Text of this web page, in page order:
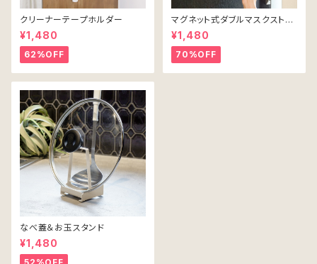
クリーナーテープホルダー
¥1,480
62%OFF
マグネット式ダブルマスクストッ
カー（ホワイト）
¥1,480
70%OFF
なべ蓋＆お玉スタンド
¥1,480